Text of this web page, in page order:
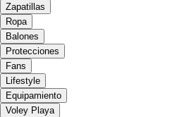
Zapatillas
Ropa
Balones
Protecciones
Fans
Lifestyle
Equipamiento
Voley Playa